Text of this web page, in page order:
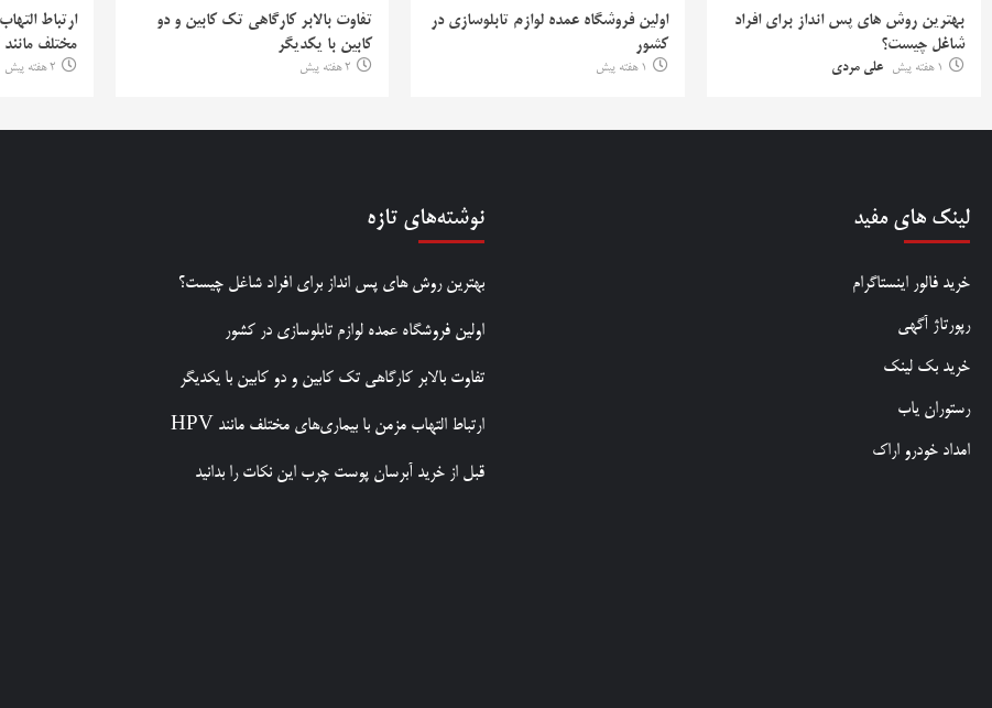
بهترین روش‌ های پس‌ انداز برای افراد
شاغل چیست؟
1 هفته پیش علی مردی
اولین فروشگاه عمده لوازم تابلوسازی در
کشور
1 هفته پیش
تفاوت بالابر کارگاهی تک کابین و دو
کابین با یکدیگر
2 هفته پیش
ارتباط
مختلف مانند HPV
2 هفته پیش
لینک های مفید
خرید فالور اینستاگرام
رپورتاژ آگهی
خرید بک لینک
رستوران یاب
امداد خودرو اراک
نوشته‌های تازه
بهترین روش‌ های پس‌ انداز برای افراد شاغل چیست؟
اولین فروشگاه عمده لوازم تابلوسازی در کشور
تفاوت بالابر کارگاهی تک کابین و دو کابین با یکدیگر
ارتباط التهاب مزمن با بیماری‌های مختلف مانند HPV
قبل از خرید آبرسان پوست چرب این نکات را بدانید